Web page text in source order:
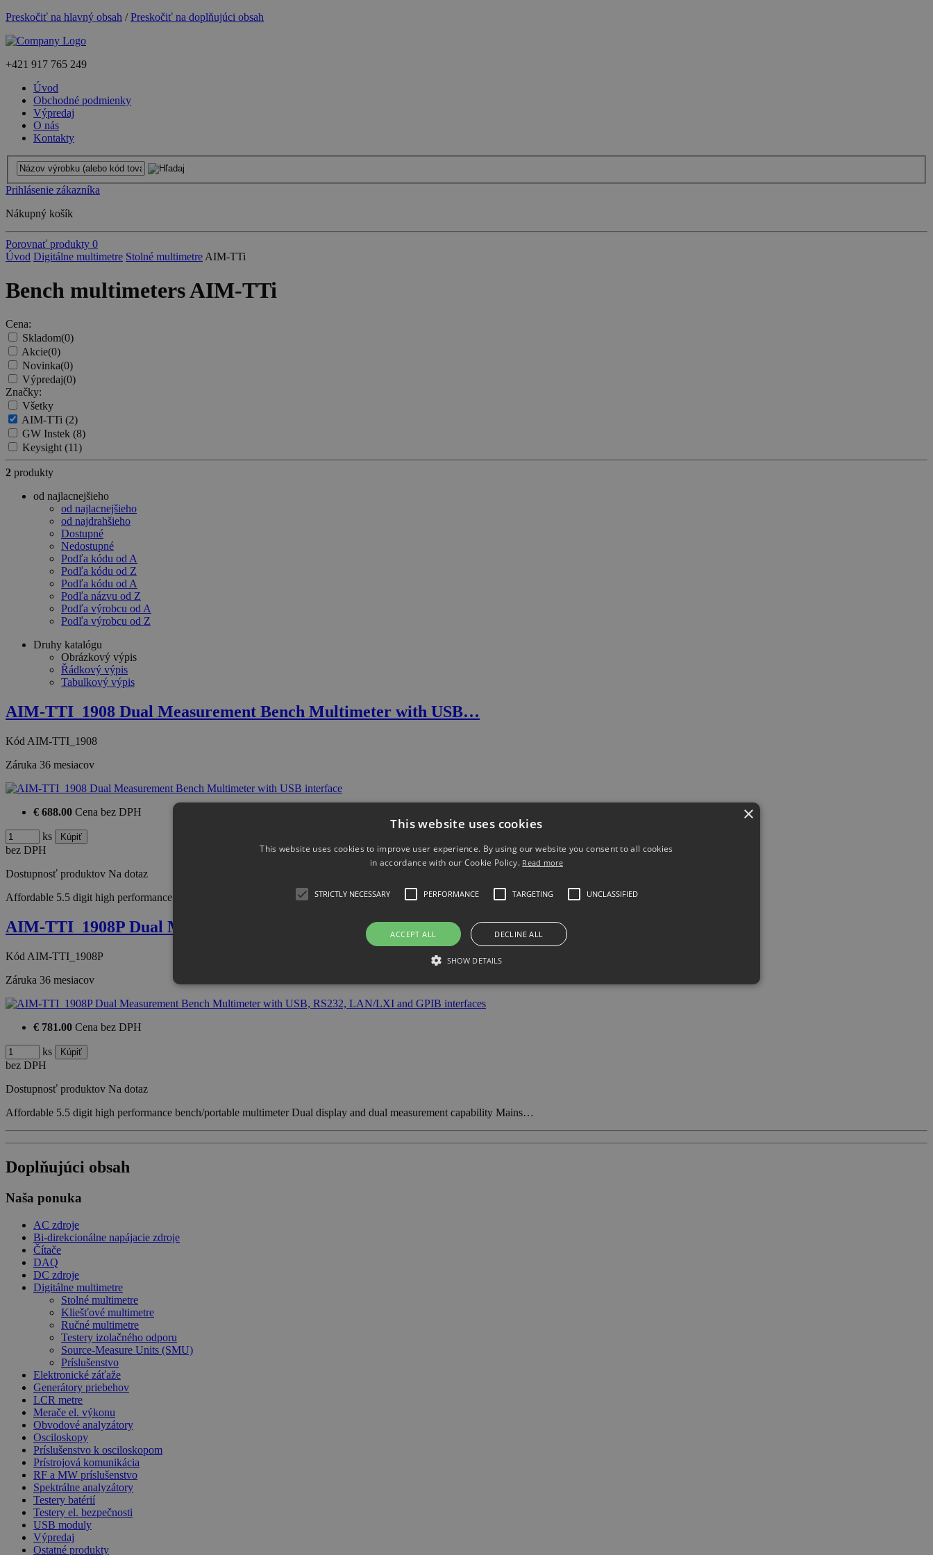
Preskočiť na hlavný obsah /Preskočiť na doplňujúci obsah
+421 917 765 249
Úvod
Obchodné podmienky
Výpredaj
O nás
Kontakty
Prihlásenie zákazníka
Nákupný košík
Porovnať produkty 0
Úvod Digitálne multimetre Stolné multimetre AIM-TTi
Bench multimeters AIM-TTi
Cena:
Skladom(0)
Akcie(0)
Novinka(0)
Výpredaj(0)
Značky:
Všetky
AIM-TTi (2)
GW Instek (8)
Keysight(11)
2 produkty
od najlacnejšieho
od najlacnejšieho
od najdrahšieho
Dostupné
Nedostupné
Podľa kódu od A
Podľa kódu od Z
Podľa kódu od A
Podľa názvu od Z
Podľa výrobcu od A
Podľa výrobcu od Z
Druhy katalógu
Obrázkový výpis
Řádkový výpis
Tabulkový výpis
AIM-TTI_1908 Dual Measurement Bench Multimeter with USB…
Kód AIM-TTI_1908
Záruka 36 mesiacov
€ 688.00 Cena bez DPH
ks
bez DPH
Dostupnosť produktov Na dotaz
Affordable 5.5 digit high performance bench/portable multimeter Dual display and dual measurement capability Mains…
AIM-TTI_1908P Dual Measurement Bench Multimeter with US…
Kód AIM-TTI_1908P
Záruka 36 mesiacov
€ 781.00 Cena bez DPH
ks
bez DPH
Dostupnosť produktov Na dotaz
Affordable 5.5 digit high performance bench/portable multimeter Dual display and dual measurement capability Mains…
Doplňujúci obsah
Naša ponuka
AC zdroje
Bi-direkcionálne napájacie zdroje
Čítače
DAQ
DC zdroje
Digitálne multimetre
Stolné multimetre
Kliešťové multimetre
Ručné multimetre
Testery izolačného odporu
Source-Measure Units (SMU)
Príslušenstvo
Elektronické záťaže
Generátory priebehov
LCR metre
Merače el. výkonu
Obvodové analyzátory
Osciloskopy
Príslušenstvo k osciloskopom
Prístrojová komunikácia
RF a MW príslušenstvo
Spektrálne analyzátory
Testery batérií
Testery el. bezpečnosti
USB moduly
Výpredaj
Ostatné produkty
×
This website uses cookies
This website uses cookies to improve user experience. By using our website you consent to all cookies
in accordance with our Cookie Policy. Read more
STRICTLY NECESSARY PERFORMANCE TARGETING UNCLASSIFIED
ACCEPT ALL DECLINE ALL
SHOW DETAILS